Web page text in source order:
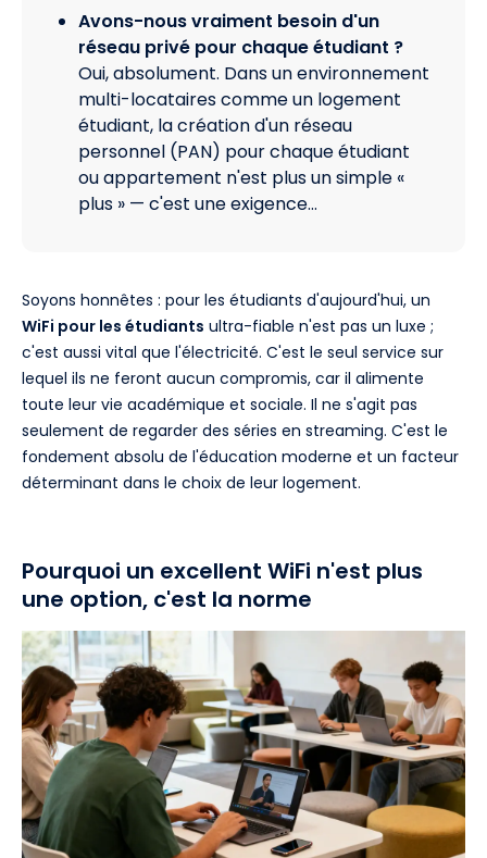
Avons-nous vraiment besoin d'un
réseau privé pour chaque étudiant ?
Oui, absolument. Dans un environnement
multi-locataires comme un logement
étudiant, la création d'un réseau
personnel (PAN) pour chaque étudiant
ou appartement n'est plus un simple «
plus » — c'est une exigence…
Soyons honnêtes : pour les étudiants d'aujourd'hui, un
WiFi pour les étudiants ultra-fiable n'est pas un luxe ;
c'est aussi vital que l'électricité. C'est le seul service sur
lequel ils ne feront aucun compromis, car il alimente
toute leur vie académique et sociale. Il ne s'agit pas
seulement de regarder des séries en streaming. C'est le
fondement absolu de l'éducation moderne et un facteur
déterminant dans le choix de leur logement.
Pourquoi un excellent WiFi n'est plus
une option, c'est la norme